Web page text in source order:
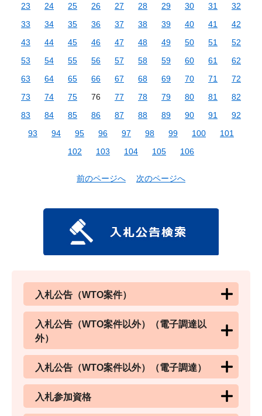
23
24 25 26 27 28 29 30 31
32
33
34 35 36 37 38 39 40 41
42
43
44 45 46 47 48 49 50 51
52
53
54 55 56 57 58 59 60 61
62
63
64 65 66 67 68 69 70 71
72
73
74 75 76 77 78 79 80 81
82
83
84 85 86 87 88 89 90 91
92
93
94 95 96 97 98 99 100
101
102
103 104 105 106
前のページへ 次のページへ
入札公告（WTO案件）
入札公告（WTO案件以外）（電子調達以
外）
入札公告（WTO案件以外）（電子調達）
入札参加資格